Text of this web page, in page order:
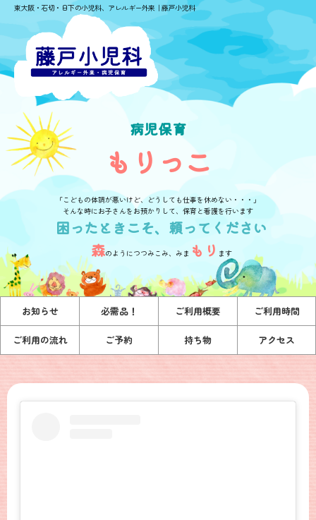
東大阪・石切・日下の小児科、アレルギー外来｜藤戸小児科
病児保育
もりっこ
「こどもの体調が悪いけど、どうしても仕事を休めない・・・」
そんな時にお子さんをお預かりして、保育と看護を行います
困ったときこそ、頼ってください
森のようにつつみこみ、みま もり ます
お知らせ 必需品！ ご利用概要 ご利用時間
ご利用の流れ ご予約 持ち物 アクセス